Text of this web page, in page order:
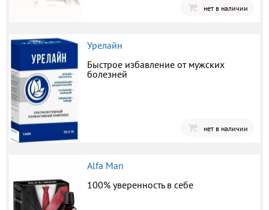
нет в наличии
Урелайн
Быстрое избавление от мужских
болезней
нет в наличии
Alfa Man
100% уверенность в себе